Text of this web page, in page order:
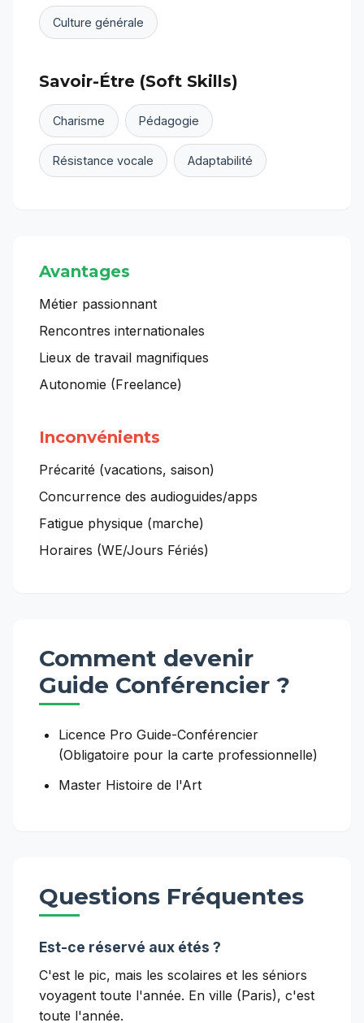
Culture générale
Savoir-Étre (Soft Skills)
Charisme Pédagogie
Résistance vocale Adaptabilité
Avantages
Métier passionnant
Rencontres internationales
Lieux de travail magnifiques
Autonomie (Freelance)
Inconvénients
Précarité (vacations, saison)
Concurrence des audioguides/apps
Fatigue physique (marche)
Horaires (WE/Jours Fériés)
Comment devenir
Guide Conférencier ?
Licence Pro Guide-Conférencier
(Obligatoire pour la carte professionnelle)
Master Histoire de l'Art
Questions Fréquentes
Est-ce réservé aux étés ?
C'est le pic, mais les scolaires et les séniors
voyagent toute l'année. En ville (Paris), c'est
toute l'année.